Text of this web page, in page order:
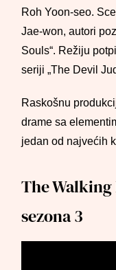
Roh Yoon-seo.
Jae-won, autori
Souls“. Režiju
seriji „The Devil
Raskošnu
drame sa
jedan od najvećih
The
sezona 3